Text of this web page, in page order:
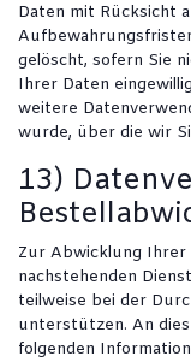
Daten mit Rücksicht
gelöscht, sofern Sie
Ihrer Daten
weitere
wurde, über die wir
13)
Zur Abwicklung
nachstehenden
teilweise bei der
unterstützen. An
folgenden